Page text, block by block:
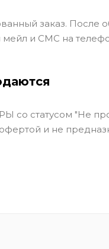
заказ. После
мейл и СМС на
со статусом "Не
и не